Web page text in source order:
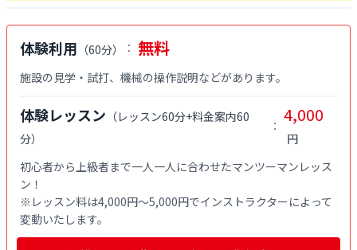
体験利用 （60分） ： 無料
施設の見学・試打、機械の操作説明などがあります。
体験レッスン （レッスン60分+料金案内60
分）
： 4,000
円
初心者から上級者まで一人一人に合わせたマンツーマンレッス
ン！
※レッスン料は4,000円〜5,000円でインストラクターによって
変動いたします。